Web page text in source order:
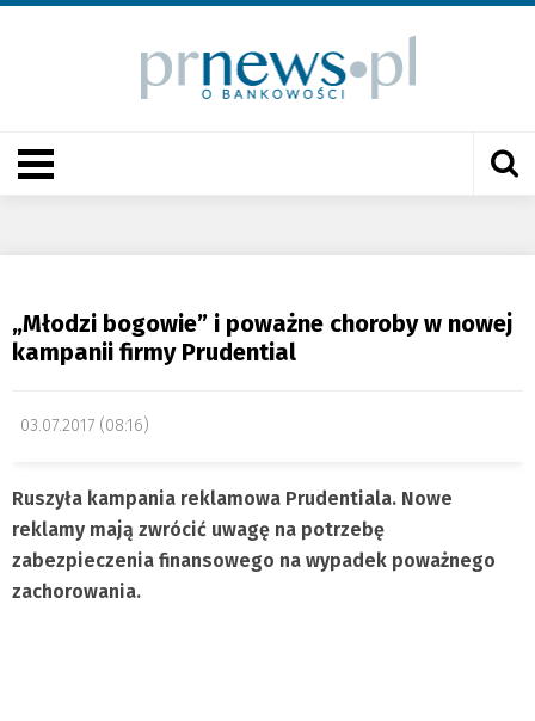
„Młodzi bogowie” i poważne choroby w nowej
kampanii firmy Prudential
03.07.2017 (08:16)
Ruszyła kampania reklamowa Prudentiala. Nowe
reklamy mają zwrócić uwagę na potrzebę
zabezpieczenia finansowego na wypadek poważnego
zachorowania.